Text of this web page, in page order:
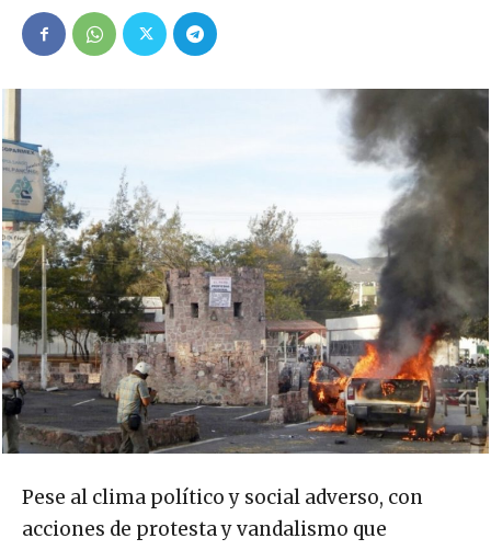
Pese al clima político y social adverso, con
acciones de protesta y vandalismo que